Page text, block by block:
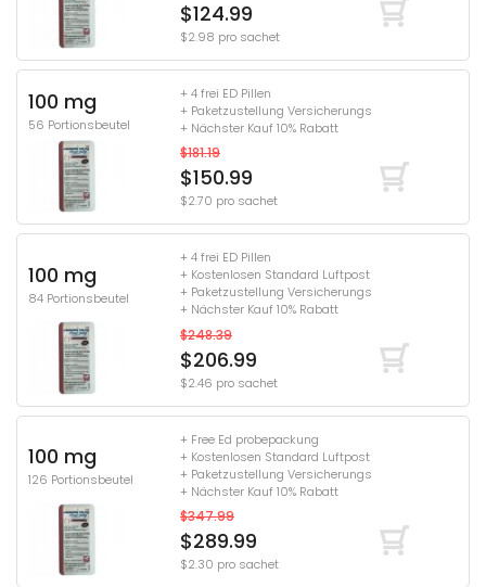
$124.99
$2.98 pro sachet
100 mg
56 Portionsbeutel
+ 4 frei ED Pillen
+ Paketzustellung Versicherungs
+ Nächster Kauf 10% Rabatt
$181.19
$150.99
$2.70 pro sachet
100 mg
84 Portionsbeutel
+ 4 frei ED Pillen
+ Kostenlosen Standard Luftpost
+ Paketzustellung Versicherungs
+ Nächster Kauf 10% Rabatt
$248.39
$206.99
$2.46 pro sachet
100 mg
126 Portionsbeutel
+ Free Ed probepackung
+ Kostenlosen Standard Luftpost
+ Paketzustellung Versicherungs
+ Nächster Kauf 10% Rabatt
$347.99
$289.99
$2.30 pro sachet